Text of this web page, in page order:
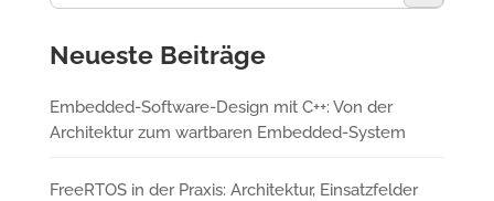
Neueste Beiträge
Embedded-Software-Design mit C++: Von der
Architektur zum wartbaren Embedded-System
FreeRTOS in der Praxis: Architektur, Einsatzfelder